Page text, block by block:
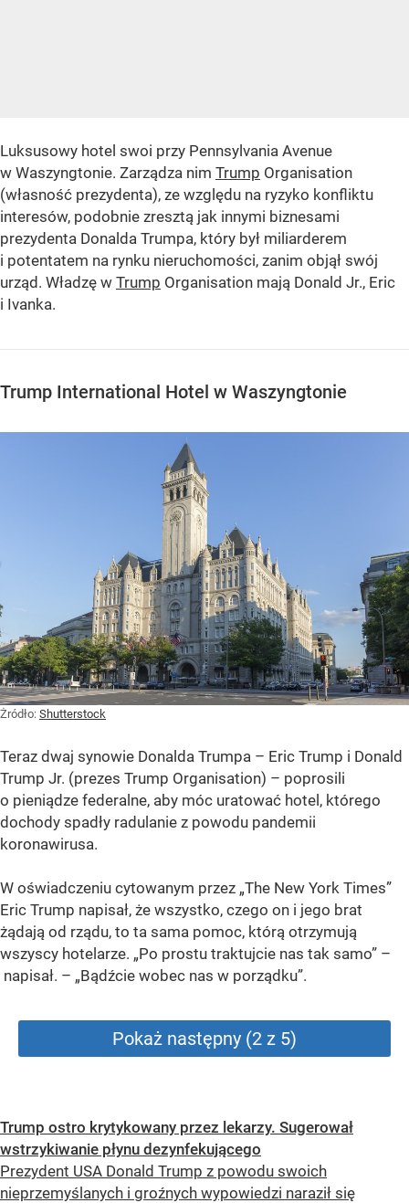
Luksusowy hotel swoi przy Pennsylvania Avenue
w Waszyngtonie. Zarządza nim Trump Organisation
(własność prezydenta), ze względu na ryzyko konfliktu
interesów, podobnie zresztą jak innymi biznesami
prezydenta Donalda Trumpa, który był miliarderem
i potentatem na rynku nieruchomości, zanim objął swój
urząd. Władzę w Trump Organisation mają Donald Jr., Eric
i Ivanka.
Trump International Hotel w Waszyngtonie
Żródło: Shutterstock
Teraz dwaj synowie Donalda Trumpa – Eric Trump i Donald
Trump Jr. (prezes Trump Organisation) – poprosili
o pieniądze federalne, aby móc uratować hotel, którego
dochody spadły radulanie z powodu pandemii
koronawirusa.
W oświadczeniu cytowanym przez „The New York Times”
Eric Trump napisał, że wszystko, czego on i jego brat
żądają od rządu, to ta sama pomoc, którą otrzymują
wszyscy hotelarze. „Po prostu traktujcie nas tak samo” –
napisał. – „Bądźcie wobec nas w porządku”.
Pokaż następny (2 z 5)
Trump ostro krytykowany przez lekarzy. Sugerował
wstrzykiwanie płynu dezynfekującego
Prezydent USA Donald Trump z powodu swoich
nieprzemyślanych i groźnych wypowiedzi naraził się